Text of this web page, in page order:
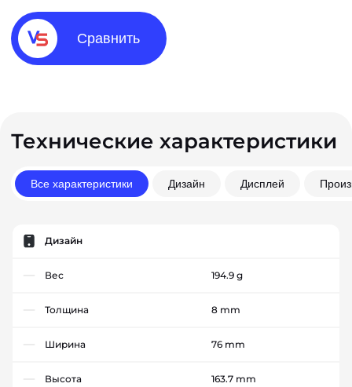
Сравнить
Технические характеристики
Все характеристики Дизайн Дисплей
Дизайн
Вес 194.9 g
Толщина 8 mm
Ширина 76 mm
Высота 163.7 mm